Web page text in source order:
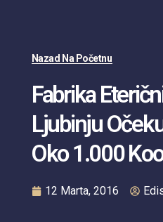
Nazad Na Početnu
Fabrika
Ljubinju
Oko 1.000
12 Marta, 2016